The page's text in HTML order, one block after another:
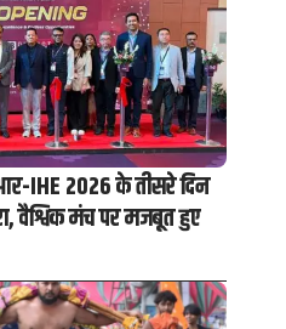
IHE 2026 के तीसरे दिन
वैश्विक मंच पर मजबूत हुए